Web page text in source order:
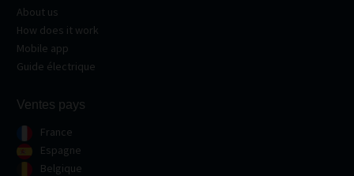
About us
How does it work
Mobile app
Guide électrique
Ventes pays
France
Espagne
Belgique